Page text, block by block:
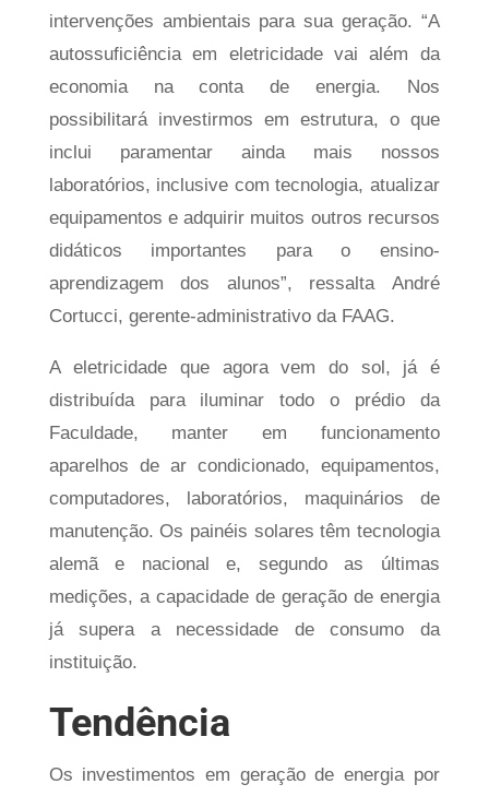
intervenções ambientais para sua geração. “A
autossuficiência em eletricidade vai além da
economia na conta de energia. Nos
possibilitará investirmos em estrutura, o que
inclui paramentar ainda mais nossos
laboratórios, inclusive com tecnologia, atualizar
equipamentos e adquirir muitos outros recursos
didáticos importantes para o ensino-
aprendizagem dos alunos”, ressalta André
Cortucci, gerente-administrativo da FAAG.
A eletricidade que agora vem do sol, já é
distribuída para iluminar todo o prédio da
Faculdade, manter em funcionamento
aparelhos de ar condicionado, equipamentos,
computadores, laboratórios, maquinários de
manutenção. Os painéis solares têm tecnologia
alemã e nacional e, segundo as últimas
medições, a capacidade de geração de energia
já supera a necessidade de consumo da
instituição.
Tendência
Os investimentos em geração de energia por